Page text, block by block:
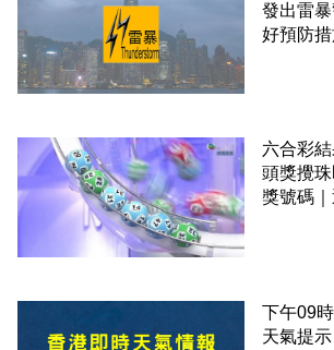
發出雷
好預防
六合彩
頭獎攪
獎號碼
下午09
天氣提